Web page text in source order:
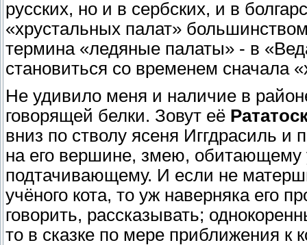
русских, но и в сербских, и в
«хрустальных палат»
термина «ледяные палаты» - в
становиться со временем сначала
Не удивило меня и наличие в
говорящей белки. Зовут её
вниз по стволу ясеня Иггдрасиль
на его вершине, змею, обитающему
подтачивающему. И если не
учёного кота, то уж наверняка его
говорить, рассказывать;
то в сказке по мере приближения к